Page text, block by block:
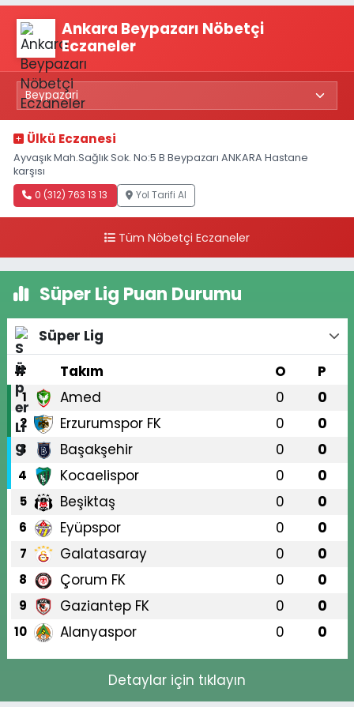
Ankara Beypazarı Nöbetçi
Eczaneler
Ülkü Eczanesi
Ayvaşık Mah.Sağlık Sok. No:5 B Beypazarı ANKARA Hastane
karşısı
0 (312) 763 13 13 Yol Tarifi Al
Tüm Nöbetçi Eczaneler
Süper Lig Puan Durumu
Süper Lig
#
Takım O P
1 Amed 0 0
2 Erzurumspor FK 0 0
3 Başakşehir 0 0
4 Kocaelispor 0 0
5 Beşiktaş 0 0
6 Eyüpspor 0 0
7 Galatasaray 0 0
8 Çorum FK 0 0
9 Gaziantep FK 0 0
10 Alanyaspor 0 0
Detaylar için tıklayın